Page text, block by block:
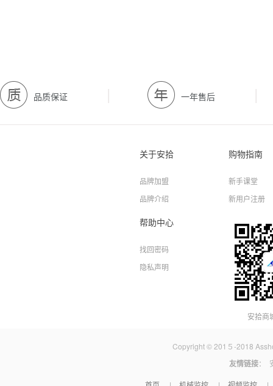
品质保证 | 一年售后 |
关于安拾
品牌加盟
品牌介绍
购物指南
新手课堂
新用户注册
帮助中心
找回密码
隐私声明
安拾商
Copyright © 201５-2018
友情链接：